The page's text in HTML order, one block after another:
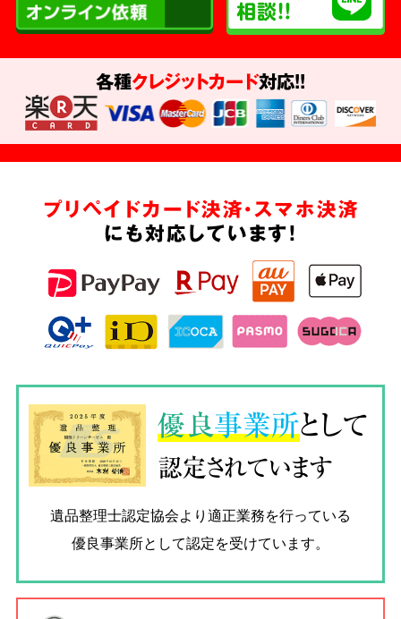
各種クレジットカード対応!!
プリペイドカード決済・スマホ決済
にも対応しています!
優良事業所として
認定されています
遺品整理士認定協会より適正業務を行っている
優良事業所として認定を受けています。